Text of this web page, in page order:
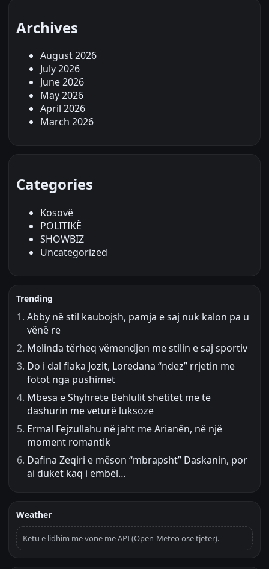
Archives
August 2026
July 2026
June 2026
May 2026
April 2026
March 2026
Categories
Kosovë
POLITIKË
SHOWBIZ
Uncategorized
Trending
Abby në stil kaubojsh, pamja e saj nuk kalon pa u
vënë re
Melinda tërheq vëmendjen me stilin e saj sportiv
Do i dal flaka Jozit, Loredana “ndez” rrjetin me
fotot nga pushimet
Mbesa e Shyhrete Behlulit shëtitet me të
dashurin me veturë luksoze
Ermal Fejzullahu në jaht me Arianën, në një
moment romantik
Dafina Zeqiri e mëson “mbrapsht” Daskanin, por
ai duket kaq i ëmbël…
Weather
Këtu e lidhim më vonë me API (Open-Meteo ose tjetër).